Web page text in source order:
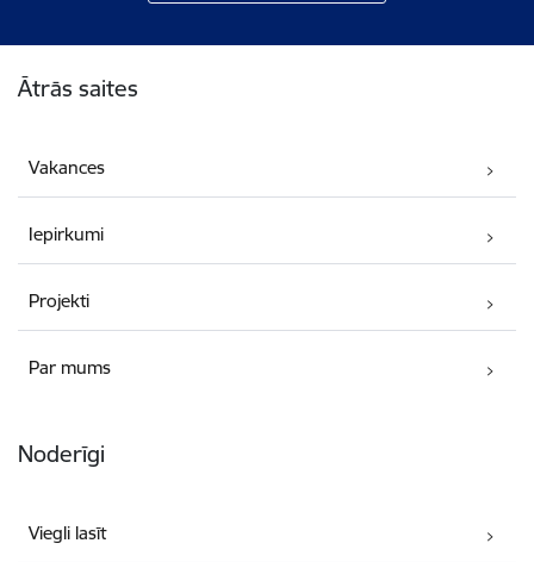
Ātrās saites
Vakances
Iepirkumi
Projekti
Par mums
Noderīgi
Viegli lasīt